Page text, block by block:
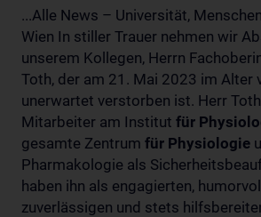
...Alle News – Universität,
Wien In stiller Trauer nehmen wir
unserem Kollegen, Herrn
Toth, der am 21. Mai 2023 im Alter
unerwartet verstorben ist. Herr
Mitarbeiter am Institut für
gesamte Zentrum für Physiologie
Pharmakologie als
haben ihn als engagierten,
zuverlässigen und stets